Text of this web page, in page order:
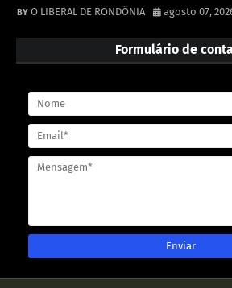
O LIBERAL DE RONDÔNIA agosto 07,
Formulário de